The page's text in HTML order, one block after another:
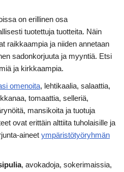
on erillinen osa
tuotettuja tuotteita. Näin
raikkaampia ja niiden annetaan
sadonkorjuuta ja myyntiä. Etsi
ja kirkkaampia.
omenoita, lehtikaalia, salaattia,
tomaattia, selleriä,
mansikoita ja tuotuja
ovat erittäin alttiita tuholaisille ja
aineet ympäristötyöryhmän
, avokadoja, sokerimaissia,